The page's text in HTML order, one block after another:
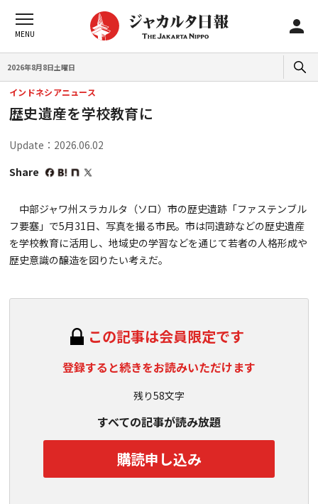
2026年8月8日土曜日
インドネシアニュース
歴史遺産を学校教育に
Update：2026.06.02
Share
中部ジャワ州スラカルタ（ソロ）市の歴史遺跡「ファステンブル
フ要塞」で5月31日、写真を撮る市民。市は同遺跡などの歴史遺産
を学校教育に活用し、地域史の学習などを通じて若者の人格形成や
歴史意識の醸造を図りたい考えだ。
この記事は会員限定です
登録すると続きをお読みいただけます
残り58文字
すべての記事が読み放題
購読申し込み